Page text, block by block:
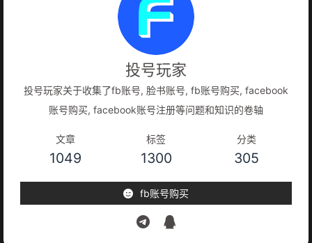
投号玩家
投号玩家关于收集了fb账号, 脸书账号, fb账号购买, facebook
账号购买, facebook账号注册等问题和知识的卷轴
文章
1049
标签
1300
分类
305
fb账号购买